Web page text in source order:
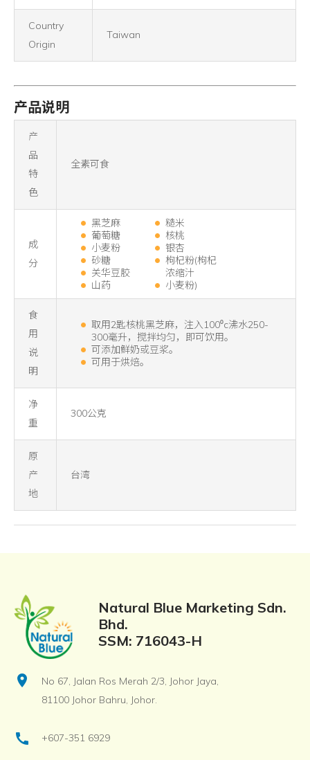
Country
Origin
Taiwan
产品说明
产
品
特
色
全素可食
成
分
黑芝麻
葡萄糖
小麦粉
砂糖
关华豆胶
山药
糙米
核桃
银杏
枸杞粉(枸杞
浓缩汁
小麦粉)
食
用
说
明
取用2匙核桃黑芝麻，注入100⁰c沸水250-
300毫升，搅拌均匀，即可饮用。
可添加鲜奶或豆浆。
可用于烘焙。
净
重
300公克
原
产
地
台湾
Natural Blue Marketing Sdn.
Bhd.
SSM: 716043-H
location_on
No 67, Jalan Ros Merah 2/3, Johor Jaya,
81100 Johor Bahru, Johor.
call +607-351 6929